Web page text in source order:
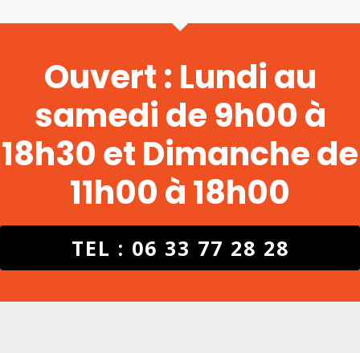
Ouvert : Lundi au
samedi de 9h00 à
18h30 et Dimanche de
11h00 à 18h00
TEL : 06 33 77 28 28